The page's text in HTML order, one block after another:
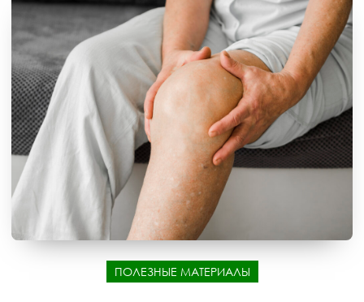
ПОЛЕЗНЫЕ МАТЕРИАЛЫ